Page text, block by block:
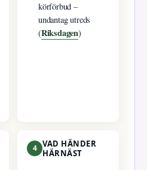
körförbud –
undantag utreds
(Riksdagen)
4 VAD HÄNDER
HÄRNÄST